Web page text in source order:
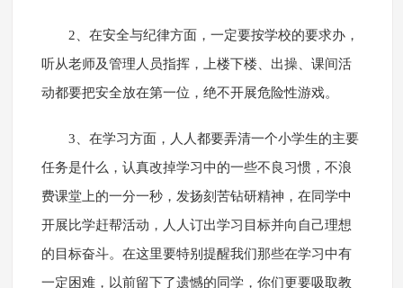
2、在安全与纪律方面，一定要按学校的要求办，
听从老师及管理人员指挥，上楼下楼、出操、课间活
动都要把安全放在第一位，绝不开展危险性游戏。
3、在学习方面，人人都要弄清一个小学生的主要
任务是什么，认真改掉学习中的一些不良习惯，不浪
费课堂上的一分一秒，发扬刻苦钻研精神，在同学中
开展比学赶帮活动，人人订出学习目标并向自己理想
的目标奋斗。在这里要特别提醒我们那些在学习中有
一定困难，以前留下了遗憾的同学，你们更要吸取教